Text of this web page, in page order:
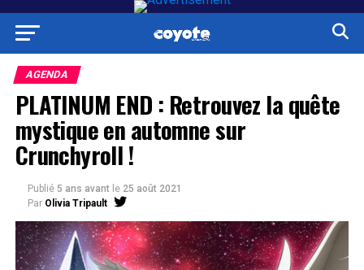
AGENDA
PLATINUM END : Retrouvez la quête
mystique en automne sur
Crunchyroll !
Publié 5 ans avant le 25 août 2021
Par Olivia Tripault